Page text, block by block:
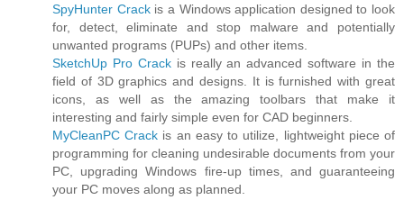
SpyHunter Crackis a Windows application designed to look
for, detect, eliminate and stop malware and potentially
unwanted programs (PUPs) and other items.
SketchUp Pro Crackis really an advanced software in the
field of 3D graphics and designs. It is furnished with great
icons, as well as the amazing toolbars that make it
interesting and fairly simple even for CAD beginners.
MyCleanPC Crack is an easy to utilize, lightweight piece of
programming for cleaning undesirable documents from your
PC, upgrading Windows fire-up times, and guaranteeing
your PC moves along as planned.